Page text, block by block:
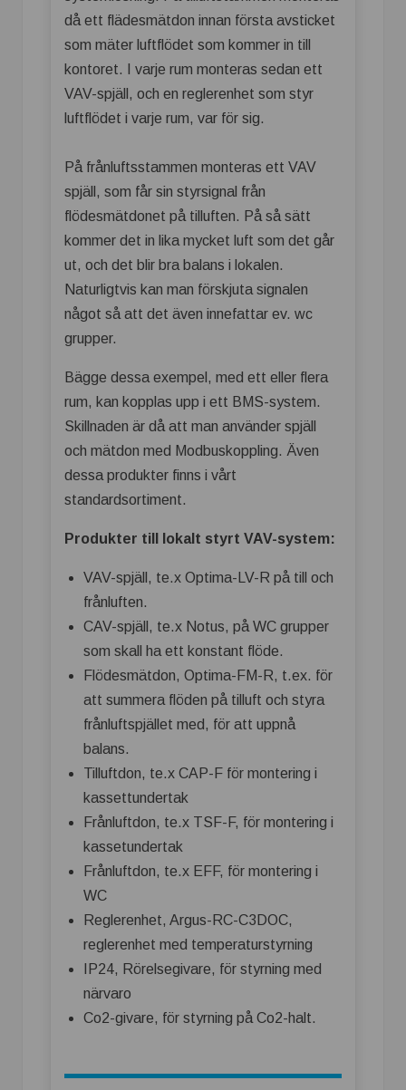
då ett flädesmätdon innan första avsticket
som mäter luftflödet som kommer in till
kontoret. I varje rum monteras sedan ett
VAV-spjäll, och en reglerenhet som styr
luftflödet i varje rum, var för sig.
På frånluftsstammen monteras ett VAV
spjäll, som får sin styrsignal från
flödesmätdonet på tilluften. På så sätt
kommer det in lika mycket luft som det går
ut, och det blir bra balans i lokalen.
Naturligtvis kan man förskjuta signalen
något så att det även innefattar ev. wc
grupper.
Bägge dessa exempel, med ett eller flera
rum, kan kopplas upp i ett BMS-system.
Skillnaden är då att man använder spjäll
och mätdon med Modbuskoppling. Även
dessa produkter finns i vårt
standardsortiment.
Produkter till lokalt styrt VAV-system:
VAV-spjäll, te.x Optima-LV-R på till och
frånluften.
CAV-spjäll, te.x Notus, på WC grupper
som skall ha ett konstant flöde.
Flödesmätdon, Optima-FM-R, t.ex. för
att summera flöden på tilluft och styra
frånluftspjället med, för att uppnå
balans.
Tilluftdon, te.x CAP-F för montering i
kassettundertak
Frånluftdon, te.x TSF-F, för montering i
kassetundertak
Frånluftdon, te.x EFF, för montering i
WC
Reglerenhet, Argus-RC-C3DOC,
reglerenhet med temperaturstyrning
IP24, Rörelsegivare, för styrning med
närvaro
Co2-givare, för styrning på Co2-halt.